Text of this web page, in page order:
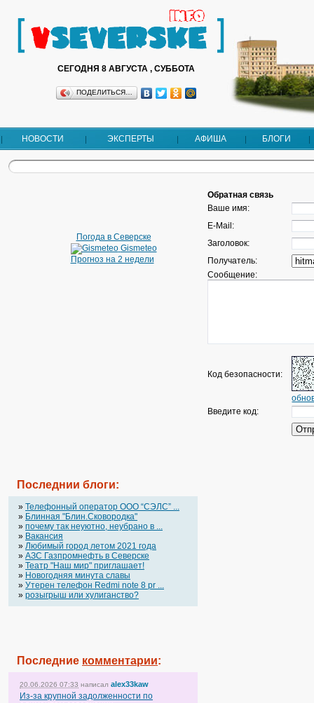
СЕГОДНЯ 8 АВГУСТА , СУББОТА
ПОДЕЛИТЬСЯ…
НОВОСТИ ЭКСПЕРТЫ АФИША БЛОГИ
Погода в Северске
Gismeteo
Прогноз на 2 недели
Последнии блоги:
» Телефонный оператор OOO “СЭЛС” ...
» Блинная "Блин.Сковородка"
» почему так неуютно, неубрано в ...
» Вакансия
» Любимый город летом 2021 года
» АЗС Газпромнефть в Северске
» Театр "Наш мир" приглашает!
» Новогодняя минута славы
» Утерен телефон Redmi note 8 pr ...
» розыгрыш или хулиганство?
Последние комментарии:
20.06.2026 07:33 написал alex33kaw
Из-за крупной задолженности по
Обратная связь
Ваше имя:
E-Mail:
Заголовок:
Получатель:
Сообщение:
Код безопасности:
Введите код: